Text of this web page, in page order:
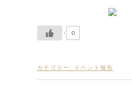
0
カテゴリー: イベント報告